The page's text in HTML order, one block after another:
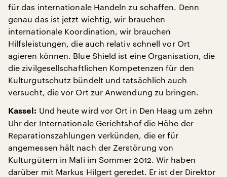
für das internationale Handeln zu schaffen. Denn
genau das ist jetzt wichtig, wir brauchen
internationale Koordination, wir brauchen
Hilfsleistungen, die auch relativ schnell vor Ort
agieren können. Blue Shield ist eine Organisation, die
die zivilgesellschaftlichen Kompetenzen für den
Kulturgutschutz bündelt und tatsächlich auch
versucht, die vor Ort zur Anwendung zu bringen.
Kassel: Und heute wird vor Ort in Den Haag um zehn
Uhr der Internationale Gerichtshof die Höhe der
Reparationszahlungen verkünden, die er für
angemessen hält nach der Zerstörung von
Kulturgütern in Mali im Sommer 2012. Wir haben
darüber mit Markus Hilgert geredet. Er ist der Direktor